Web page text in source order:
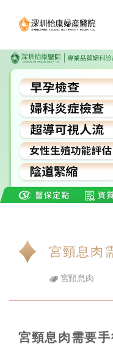
宮頸息肉
宮頸息肉
宮頸息肉需要手